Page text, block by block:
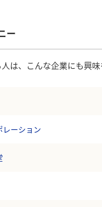
ー
は、こんな企業にも興味
レーション